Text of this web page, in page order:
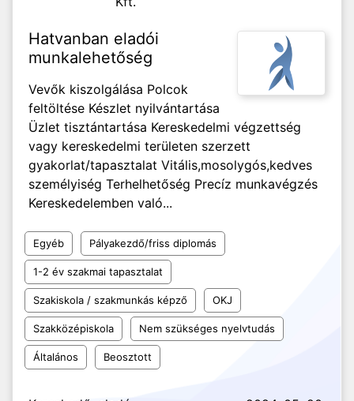
Hatvanban eladói
munkalehetőség
Vevők kiszolgálása Polcok
feltöltése Készlet nyilvántartása
Üzlet tisztántartása Kereskedelmi végzettség
vagy kereskedelmi területen szerzett
gyakorlat/tapasztalat Vitális,mosolygós,kedves
személyiség Terhelhetőség Precíz munkavégzés
Kereskedelemben való...
Egyéb Pályakezdő/friss diplomás
1-2 év szakmai tapasztalat
Szakiskola / szakmunkás képző OKJ
Szakközépiskola Nem szükséges nyelvtudás
Általános Beosztott